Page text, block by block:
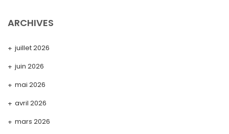
ARCHIVES
juillet 2026
juin 2026
mai 2026
avril 2026
mars 2026